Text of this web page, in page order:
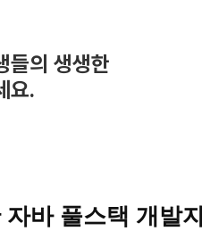
들의 생생한
요.
바 풀스택 개발